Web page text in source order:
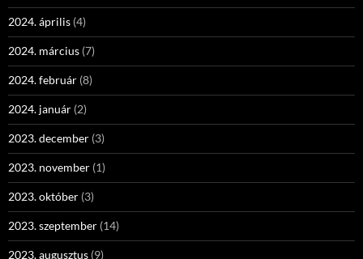
2024. április (4)
2024. március (7)
2024. február (8)
2024. január (2)
2023. december (3)
2023. november (1)
2023. október (3)
2023. szeptember (14)
2023. augusztus (9)